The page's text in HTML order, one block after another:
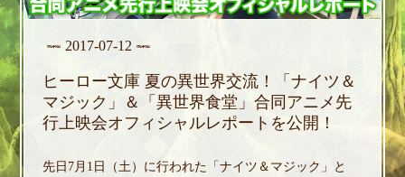
2017-07-12
ヒーロー文庫 夏の異世界交流！「ナイツ＆
マジック」＆「異世界食堂」合同アニメ先
行上映会オフィシャルレポートを公開！
先日7月1日（土）に行われた「ナイツ＆マジック」と